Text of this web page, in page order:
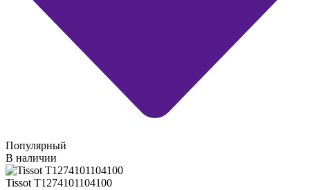
Популярный
В наличии
Tissot T1274101104100